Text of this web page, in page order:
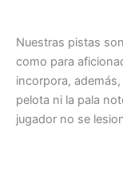
Nuestras pistas
como para
incorpora,
pelota ni la pala
jugador no se